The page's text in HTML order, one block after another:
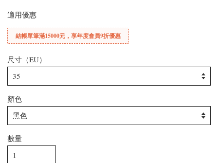
適用優惠
結帳單筆滿15000元，享年度會員9折優惠
尺寸（EU）
顏色
數量